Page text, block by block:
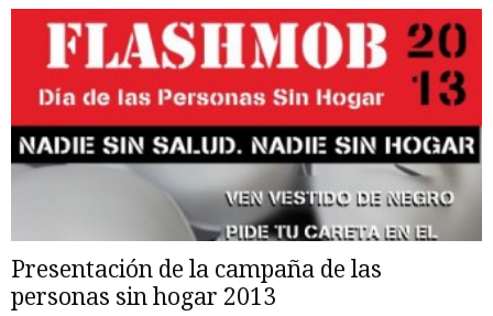
Presentación de la campaña de las
personas sin hogar 2013